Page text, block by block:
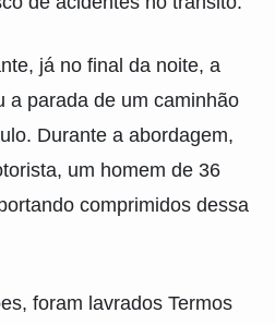
já no final da noite, a
a parada de um caminhão
Durante a abordagem,
um homem de 36
comprimidos dessa
foram lavrados Termos